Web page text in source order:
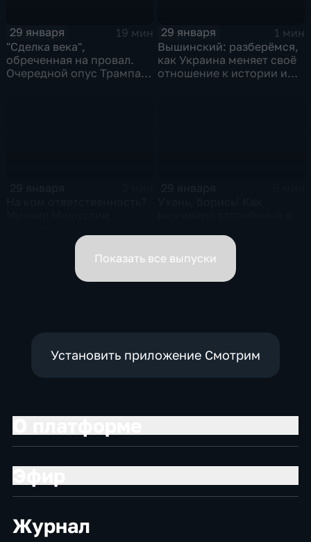
29 января
19 мин
"Сделка века",
обреченная на провал.
Очередной опус Трампа.
29 января
1 мин
Вышинский: разберёмся,
как Украина меняет своё
отношение к истории и
вице-премьеров
Показать все выпуски
Установить приложение Смотрим
Журнал